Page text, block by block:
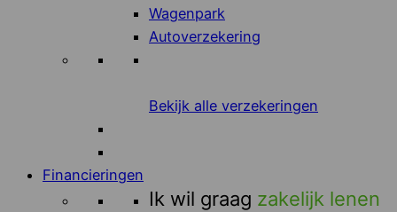
Wagenpark
Autoverzekering
Bekijk alle verzekeringen
Financieringen
Ik wil graag zakelijk lenen